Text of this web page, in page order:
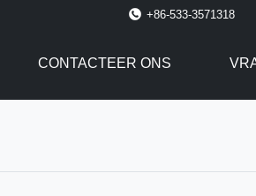
+86-533-3571318
CONTACTEER ONS